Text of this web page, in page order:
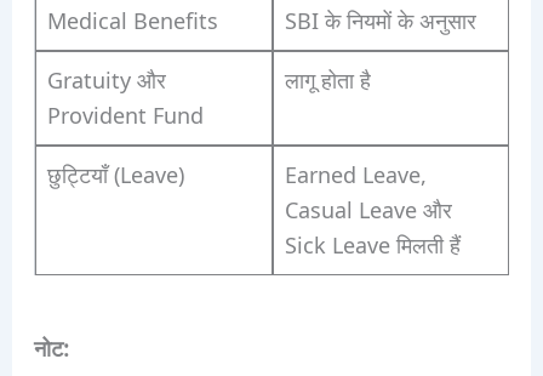
Medical Benefits SBI के नियमों के अनुसार
Gratuity और
Provident Fund
लागू होता है
छुट्टियाँ (Leave)
Earned Leave,
Casual Leave और
Sick Leave मिलती हैं
नोट: